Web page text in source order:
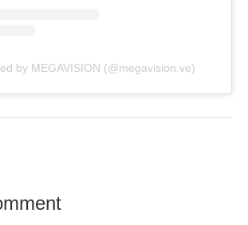
by MEGAVISION (@megavision.ve)